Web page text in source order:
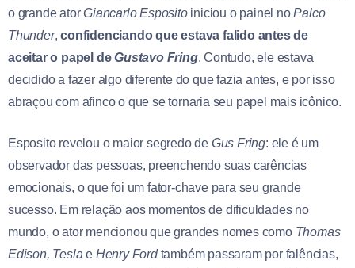
o grande atorGiancarlo Espositoiniciou o painel noPalco
Thunder,confidenciando que estava falido antes de
aceitar o papel deGustavo Fring. Contudo, ele estava
decidido a fazer algo diferente do que fazia antes, e por isso
abraçou com afinco o que se tornaria seu papel mais icônico.
Esposito revelou o maior segredo de Gus Fring: ele é um
observador das pessoas, preenchendo suas carências
emocionais, o que foi um fator-chave para seu grande
sucesso. Em relação aos momentos de dificuldades no
mundo, o ator mencionou que grandes nomes como Thomas
Edison, Tesla e Henry Fordtambém passaram por falências,